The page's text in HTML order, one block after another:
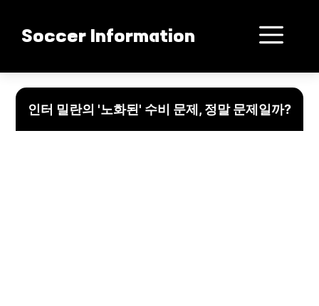
Soccer Information
메
뉴
인터 밀란의 '노화된' 수비 문제, 정말 문제일까?